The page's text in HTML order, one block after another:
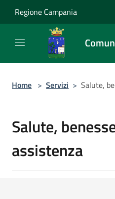
Regione Campania
Home > Servizi > Salute,
Salute,
assistenza